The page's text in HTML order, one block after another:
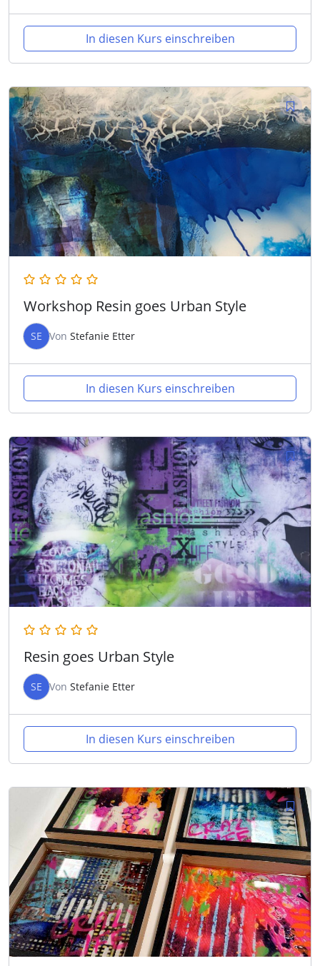
In diesen Kurs einschreiben
Workshop Resin goes Urban Style
SE Von Stefanie Etter
In diesen Kurs einschreiben
Resin goes Urban Style
SE Von Stefanie Etter
In diesen Kurs einschreiben